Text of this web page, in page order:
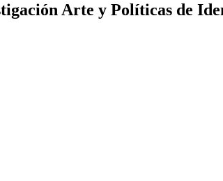
Arte y Políticas de